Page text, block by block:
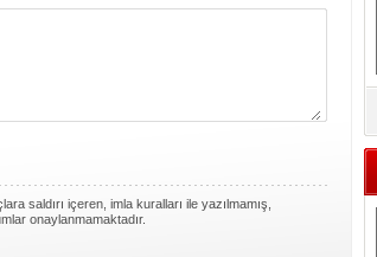
saldırı içeren, imla kuralları ile yazılmamış,
onaylanmamaktadır.